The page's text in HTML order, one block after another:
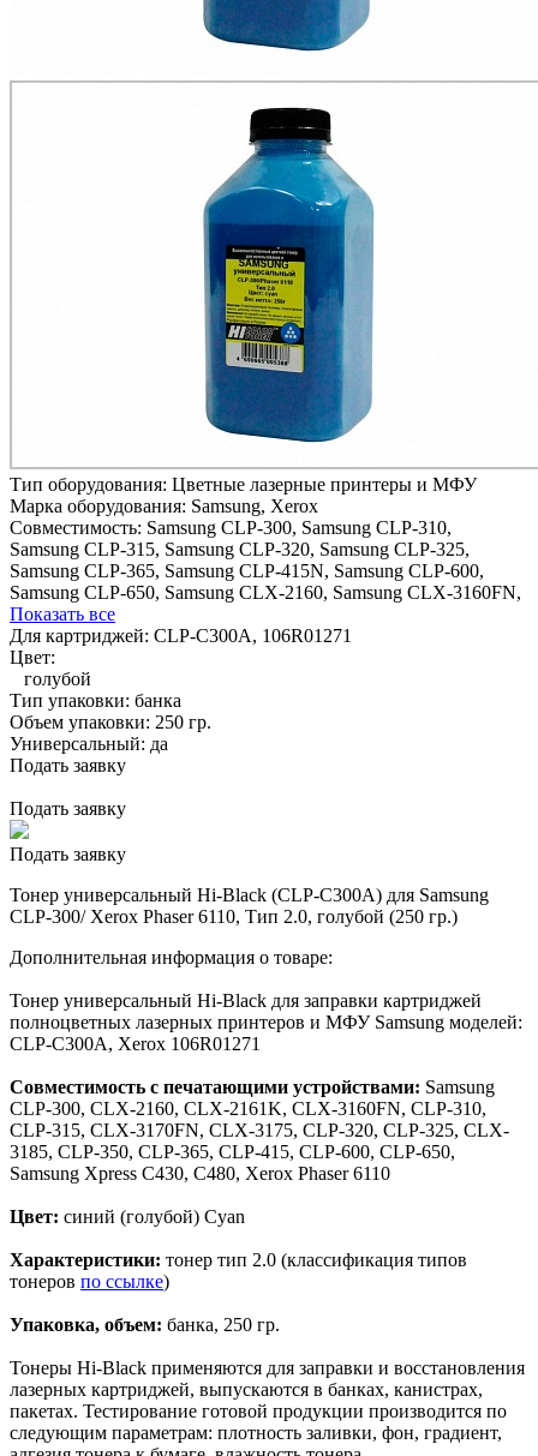
Тип оборудования: Цветные лазерные принтеры и МФУ
Марка оборудования: Samsung, Xerox
Совместимость: Samsung CLP-300, Samsung CLP-310,
Samsung CLP-315, Samsung CLP-320, Samsung CLP-325,
Samsung CLP-365, Samsung CLP-415N, Samsung CLP-600,
Samsung CLP-650, Samsung CLX-2160, Samsung CLX-3160FN,
Показать все
Для картриджей: CLP-C300A, 106R01271
Цвет:
голубой
Тип упаковки: банка
Объем упаковки: 250 гр.
Универсальный: да
Подать заявку
Подать заявку
Подать заявку
Тонер универсальный Hi-Black (CLP-C300A) для Samsung
CLP-300/ Xerox Phaser 6110, Тип 2.0, голубой (250 гр.)
Дополнительная информация о товаре:
Тонер универсальный Hi-Black для заправки картриджей
полноцветных лазерных принтеров и МФУ Samsung моделей:
CLP-C300A, Xerox 106R01271
Совместимость с печатающими устройствами: Samsung
CLP-300, CLX-2160, CLX-2161K, CLX-3160FN, CLP-310,
CLP-315, CLX-3170FN, CLX-3175, CLP-320, CLP-325, CLX-
3185, CLP-350, CLP-365, CLP-415, CLP-600, CLP-650,
Samsung Xpress C430, С480, Xerox Phaser 6110
Цвет: синий (голубой) Cyan
Характеристики: тонер тип 2.0 (классификация типов
тонеров по ссылке)
Упаковка, объем: банка, 250 гр.
Тонеры Hi-Black применяются для заправки и восстановления
лазерных картриджей, выпускаются в банках, канистрах,
пакетах. Тестирование готовой продукции производится по
следующим параметрам: плотность заливки, фон, градиент,